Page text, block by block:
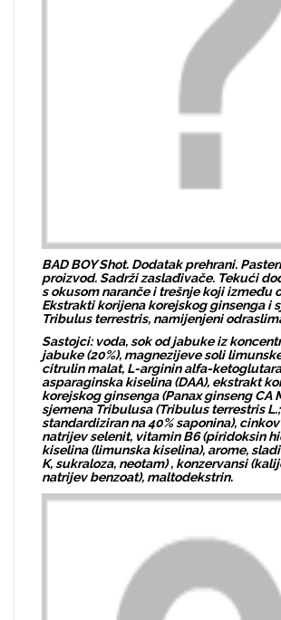
BAD BOY Shot. Dodatak prehrani.
proizvod. Sadrži zaslađivače. Tekući
s okusom naranče i trešnje koji između
Ekstrakti korijena korejskog ginsenga i
Tribulus terrestris, namijenjeni
Sastojci: voda, sok od jabuke iz
jabuke (20%), magnezijeve soli
citrulin malat, L-arginin alfa-
asparaginska kiselina (DAA), ekstrakt
korejskog ginsenga (Panax ginseng CA
sjemena Tribulusa (Tribulus terrestris L.;
standardiziran na 40% saponina),
natrijev selenit, vitamin B6 (piridoksin
kiselina (limunska kiselina), arome,
K, sukraloza, neotam) , konzervansi
natrijev benzoat), maltodekstrin.